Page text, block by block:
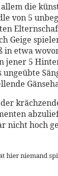
die
von 5
Geige
etwa
jener 5
ungeübte
nicht hoch
hier niemand